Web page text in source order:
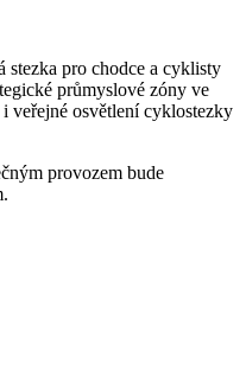
stezka pro chodce a cyklisty
průmyslové zóny ve
veřejné osvětlení cyklostezky
provozem bude